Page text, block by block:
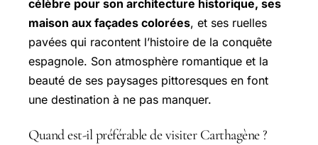
célèbre pour son architecture historique, ses
maison aux façades colorées, et ses ruelles
pavées qui racontent l’histoire de la conquête
espagnole. Son atmosphère romantique et la
beauté de ses paysages pittoresques en font
une destination à ne pas manquer.
Quand est-il préférable de visiter Carthagène ?